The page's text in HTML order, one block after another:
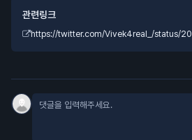
관련링크
https://twitter.com/Vivek4real_/status/